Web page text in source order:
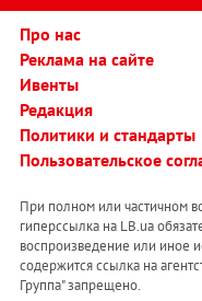
Про нас
Реклама на сайте
Ивенты
Редакция
Политики и стандарты
Пользовательское
При полном или частичном
гиперссылка на LB.ua
воспроизведение или иное
содержится ссылка на
Группа" запрещено.